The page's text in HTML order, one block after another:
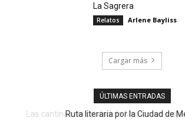
La Sagrera
Relatos Arlene Bayliss
Cargar más
ÚLTIMAS ENTRADAS
Ruta literaria por la Ciudad de